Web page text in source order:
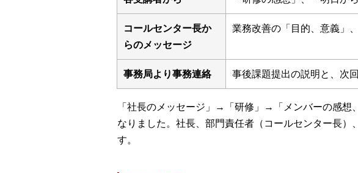
コールセンター長か
らのメッセージ
業務改善の「目的、意義」
事務局より事務連絡 事後課題提出の説明と、次
「社長のメッセージ」→「研修」→「メンバーの感想
なりました。社長、部門責任者（コールセンター長
す。